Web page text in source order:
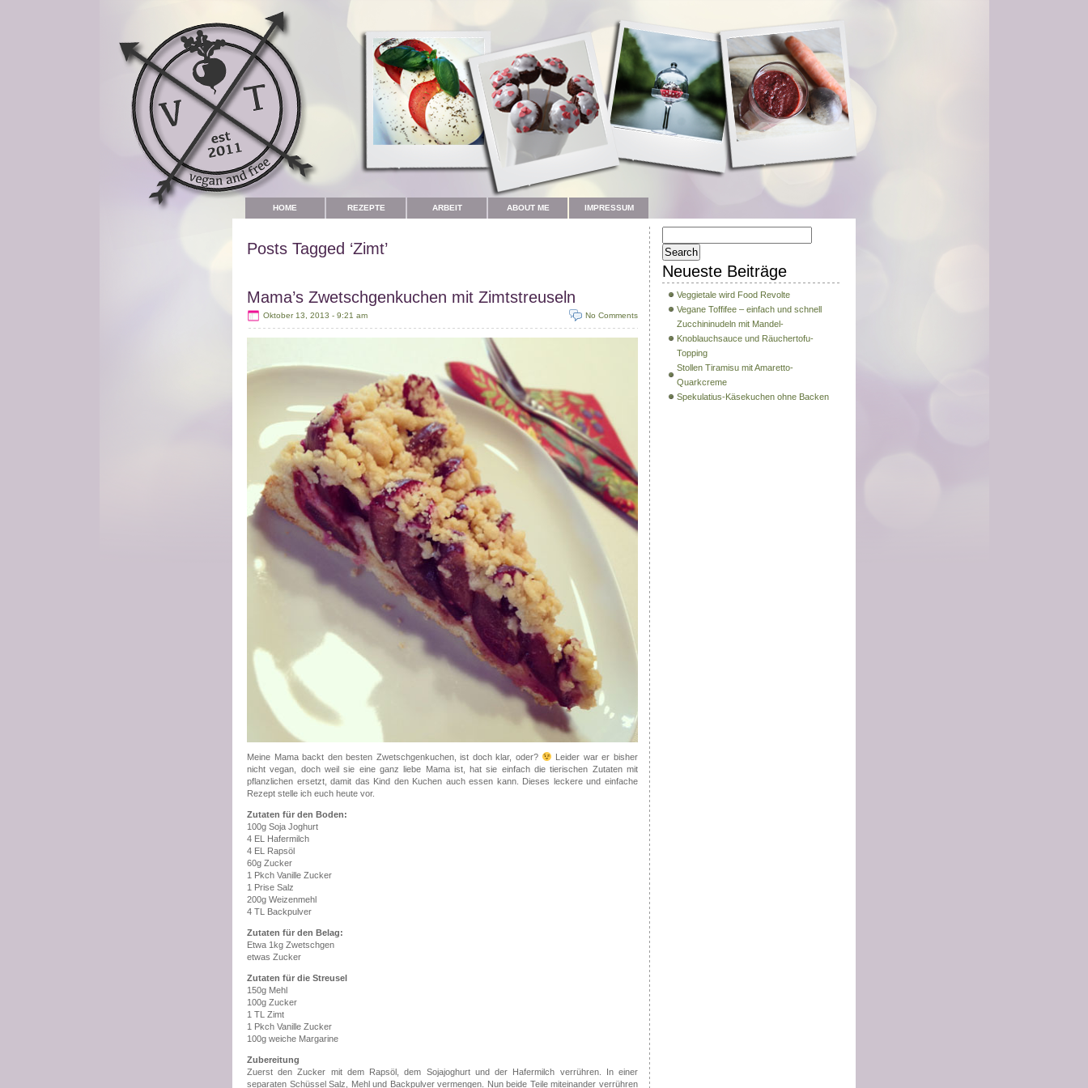
HOME REZEPTE ARBEIT ABOUT ME IMPRESSUM
Posts Tagged ‘Zimt’
Mama’s Zwetschgenkuchen mit Zimtstreuseln
Oktober 13, 2013 - 9:21 am No Comments
Meine Mama backt den besten Zwetschgenkuchen, ist doch klar, oder?
Leider war er bisher
nicht vegan, doch weil sie eine ganz liebe Mama ist, hat sie einfach die tierischen Zutaten mit
pflanzlichen ersetzt, damit das Kind den Kuchen auch essen kann. Dieses leckere und einfache
Rezept stelle ich euch heute vor.
Zutaten für den Boden:
100g Soja Joghurt
4 EL Hafermilch
4 EL Rapsöl
60g Zucker
1 Pkch Vanille Zucker
1 Prise Salz
200g Weizenmehl
4 TL Backpulver
Zutaten für den Belag:
Etwa 1kg Zwetschgen
etwas Zucker
Zutaten für die Streusel
150g Mehl
100g Zucker
1 TL Zimt
1 Pkch Vanille Zucker
100g weiche Margarine
Zubereitung
Zuerst den Zucker mit dem Rapsöl, dem Sojajoghurt und der Hafermilch verrühren. In einer
separaten Schüssel Salz, Mehl und Backpulver vermengen. Nun beide Teile miteinander verrühren
Neueste Beiträge
Veggietale wird Food Revolte
Vegane Toffifee – einfach und schnell
Zucchininudeln mit Mandel-
Knoblauchsauce und Räuchertofu-
Topping
Stollen Tiramisu mit Amaretto-
Quarkcreme
Spekulatius-Käsekuchen ohne Backen